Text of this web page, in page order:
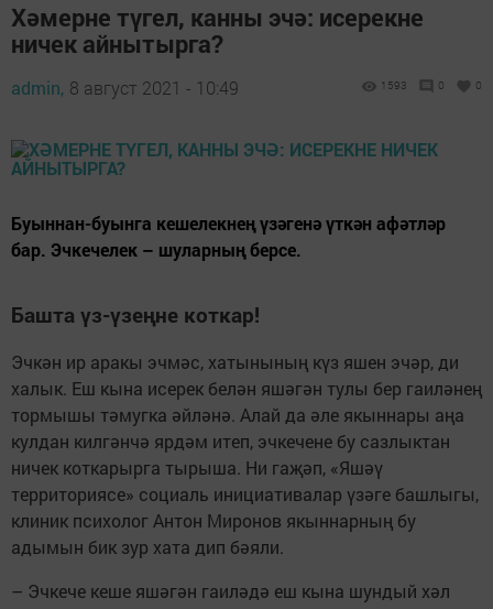
Хәмерне түгел, канны эчә: исерекне
ничек айнытырга?
admin, 8 август 2021 - 10:49 1593 0 0
Буыннан-буынга кешелекнең үзәгенә үткән афәтләр
бар. Эчкечелек – шуларның берсе.
Башта үз-үзеңне коткар!
Эчкән ир аракы эчмәс, хатынының күз яшен эчәр, ди
халык. Еш кына исерек белән яшәгән тулы бер гаиләнең
тормышы тәмугка әйләнә. Алай да әле якыннары аңа
кулдан килгәнчә ярдәм итеп, эчкечене бу сазлыктан
ничек коткарырга тырыша. Ни гаҗәп, «Яшәү
территориясе» социаль инициативалар үзәге башлыгы,
клиник психолог Антон Миронов якыннарның бу
адымын бик зур хата дип бәяли.
– Эчкече кеше яшәгән гаиләдә еш кына шундый хәл